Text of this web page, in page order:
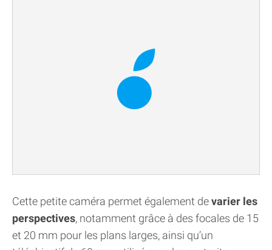
Cette petite caméra permet également devarier les
perspectives, notamment grâce à des focales de 15
et 20 mm pour les plans larges, ainsi qu’un